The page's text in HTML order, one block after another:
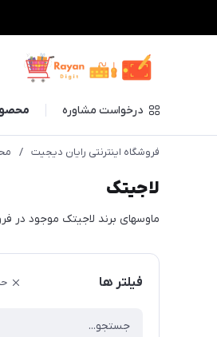
درخواست مشاوره
فروشگاه اینترنتی رایان دیجیت /
لاجیتک
ماوسهای برند لاجیتک موجود در
فیلتر ها